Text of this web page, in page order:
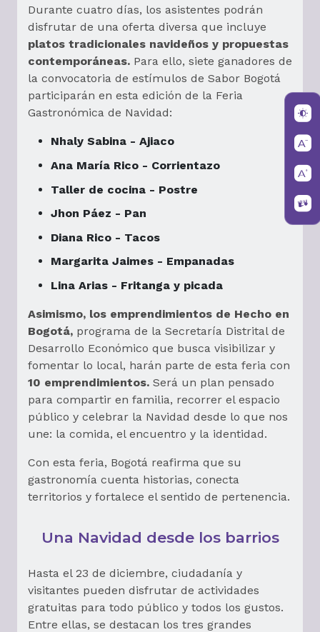
Durante cuatro días, los asistentes podrán
disfrutar de una oferta diversa que incluye
platos tradicionales navideños y propuestas
contemporáneas. Para ello, siete ganadores de
la convocatoria de estímulos de Sabor Bogotá
participarán en esta edición de la Feria
Gastronómica de Navidad:
Nhaly Sabina - Ajiaco
Ana María Rico - Corrientazo
Taller de cocina - Postre
Jhon Páez - Pan
Diana Rico - Tacos
Margarita Jaimes - Empanadas
Lina Arias - Fritanga y picada
Asimismo, los emprendimientos de Hecho en
Bogotá, programa de la Secretaría Distrital de
Desarrollo Económico que busca visibilizar y
fomentar lo local, harán parte de esta feria con
10 emprendimientos. Será un plan pensado
para compartir en familia, recorrer el espacio
público y celebrar la Navidad desde lo que nos
une: la comida, el encuentro y la identidad.
Con esta feria, Bogotá reafirma que su
gastronomía cuenta historias, conecta
territorios y fortalece el sentido de pertenencia.
Una Navidad desde los barrios
Hasta el 23 de diciembre, ciudadanía y
visitantes pueden disfrutar de actividades
gratuitas para todo público y todos los gustos.
Entre ellas, se destacan los tres grandes